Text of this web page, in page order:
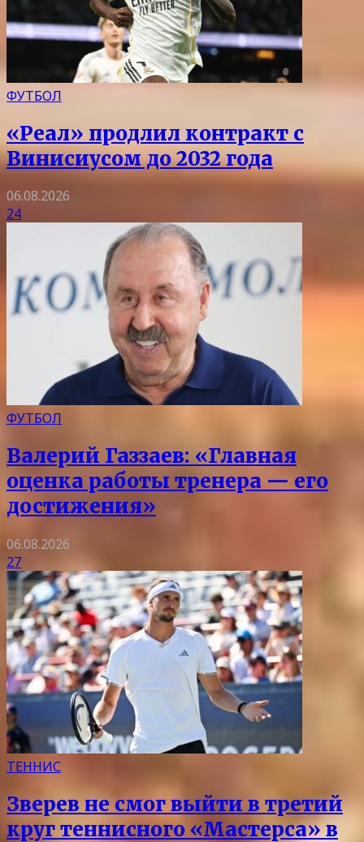
ФУТБОЛ
«Реал» продлил контракт с
Винисиусом до 2032 года
06.08.2026
24
ФУТБОЛ
Валерий Газзаев: «Главная
оценка работы тренера — его
достижения»
06.08.2026
27
ТЕННИС
Зверев не смог выйти в третий
круг теннисного «Мастерса» в